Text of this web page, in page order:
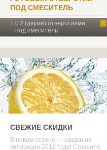
ПОД СМЕСИТЕЛЬ
с 2 (двумя) отверстиями
под смеситель
СВЕЖИЕ СКИДКИ
В новом сезоне — скидки на
коллекции 2012 года! Спешите,